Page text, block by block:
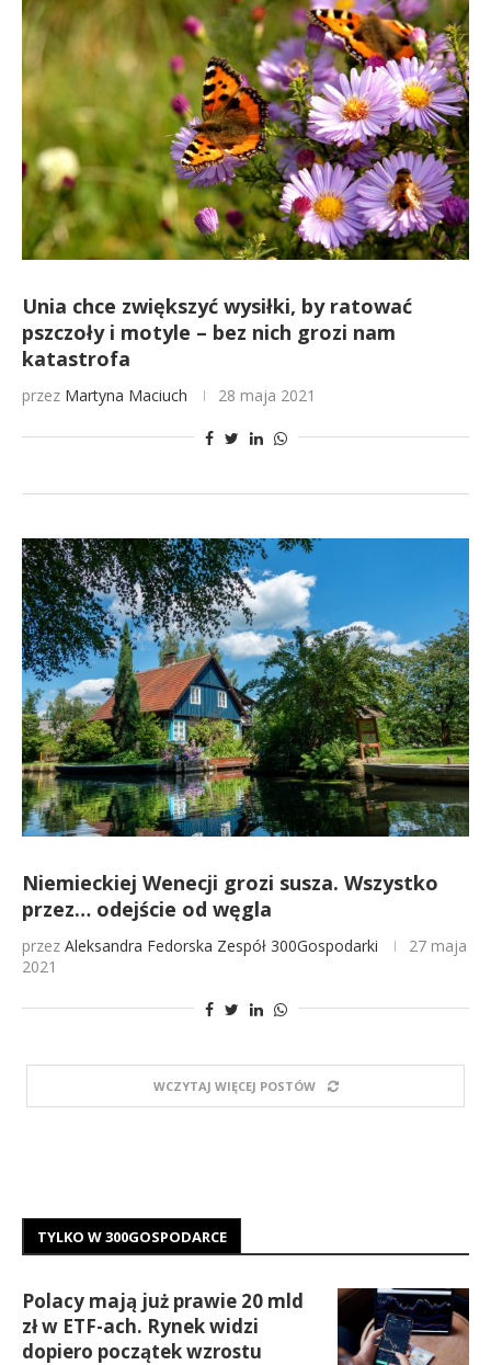
Unia chce zwiększyć wysiłki, by ratować
pszczoły i motyle – bez nich grozi nam
katastrofa
przez Martyna Maciuch 28 maja 2021
Niemieckiej Wenecji grozi susza. Wszystko
przez… odejście od węgla
przez Aleksandra Fedorska Zespół 300Gospodarki
27 maja
2021
WCZYTAJ WIĘCEJ POSTÓW
TYLKO W 300GOSPODARCE
Polacy mają już prawie 20 mld
zł w ETF-ach. Rynek widzi
dopiero początek wzrostu